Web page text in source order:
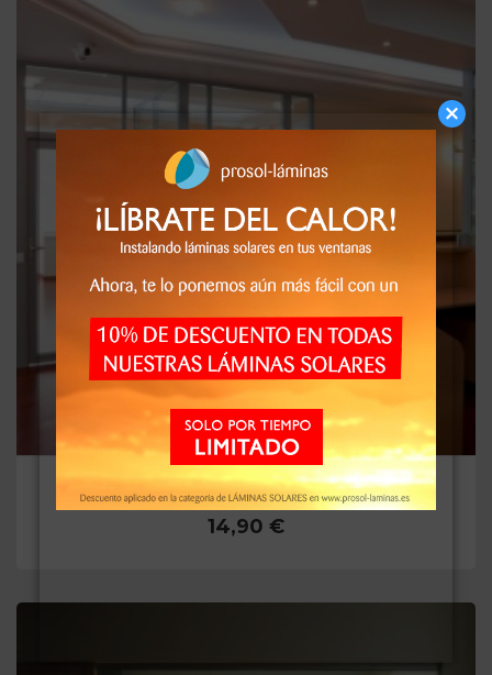
Blanco Mate
14,90 €